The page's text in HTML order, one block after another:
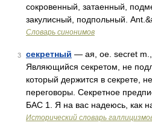
сокровенный, затаенный,
закулисный, подпольный.
Словарь синонимов
3 секретный — ая, ое. secret m.,
Являющийся секретом, не
который держится в секрете,
переговоры. Секретное
БАС 1. Я на вас надеюсь, как
Исторический словарь